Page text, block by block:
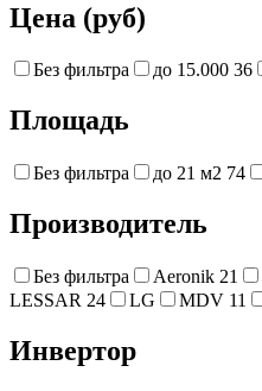
Цена (руб)
Без фильтра до 15.000 36
Площадь
Без фильтра до 21 м2 74
Производитель
Без фильтра Aeronik 21
LESSAR 24 LG MDV 11
Инвертор